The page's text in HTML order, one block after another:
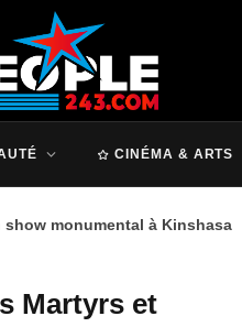
CINÉMA & ARTS
show monumental à Kinshasa
Martyrs et